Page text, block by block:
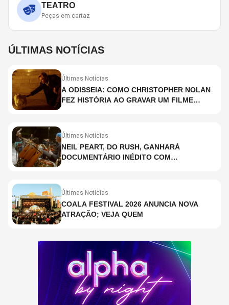
TEATRO
Peças em cartaz
ÚLTIMAS NOTÍCIAS
Últimas Notícias
A ODISSEIA: COMO CHRISTOPHER NOLAN
FEZ HISTÓRIA AO GRAVAR UM FILME
Últimas Notícias
NEIL PEART, DO RUSH, GANHARÁ
DOCUMENTÁRIO INÉDITO COM
Últimas Notícias
COALA FESTIVAL 2026 ANUNCIA NOVA
ATRAÇÃO; VEJA QUEM